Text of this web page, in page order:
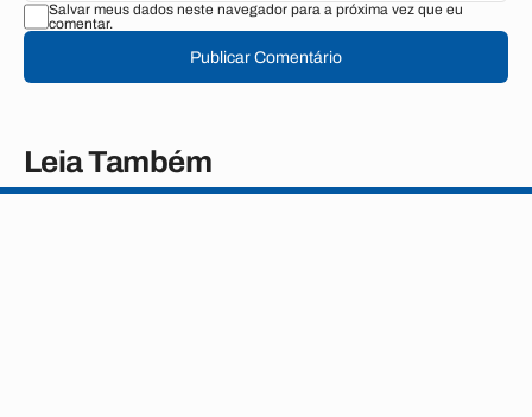
Salvar meus dados neste navegador para a próxima vez que eu
comentar.
Publicar Comentário
Leia Também